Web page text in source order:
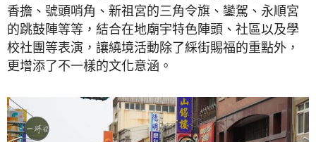
香擔、號頭哨角、新祖宮的三角令旗、鑾駕、永順宮
的跳鼓陣等等，結合在地廟宇特色陣頭、社區以及學
校社團等表演，讓繞境活動除了綵街賜福的重點外，
更增添了不一樣的文化意涵。